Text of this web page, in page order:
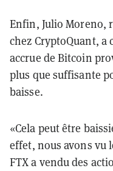
Enfin, Julio Moreno,
chez CryptoQuant, a
accrue de Bitcoin
plus que suffisante
baisse.
«Cela peut être
effet, nous avons vu
FTX a vendu des